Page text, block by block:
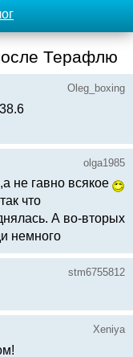
Терафлю
Oleg_boxing
olga1985
не гавно всякое
что
А во-вторых
немного
stm6755812
Xeniya